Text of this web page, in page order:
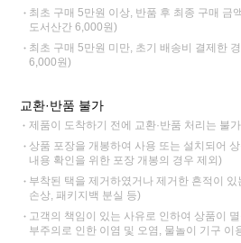
최초 구매 5만원 이상, 반품 후 최종 구매 금
도서산간 6,000원)
최초 구매 5만원 미만, 초기 배송비 결제한
6,000원)
교환·반품 불가
제품이 도착하기 전에 교환·반품 처리는 불
상품 포장을 개봉하여 사용 또는 설치되어
내용 확인을 위한 포장 개봉의 경우 제외)
부착된 택을 제거하였거나 제거한 흔적이
손상, 패키지백 분실 등)
고객의 책임이 있는 사유로 인하여 상품이
부주의로 인한 이염 및 오염, 물놀이 기구 이